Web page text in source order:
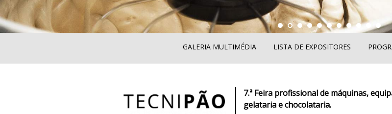
GALERIA MULTIMÉDIA LISTA DE EXPOSITORES
7.ª Feira profissional de máquinas,
gelataria e chocolataria.